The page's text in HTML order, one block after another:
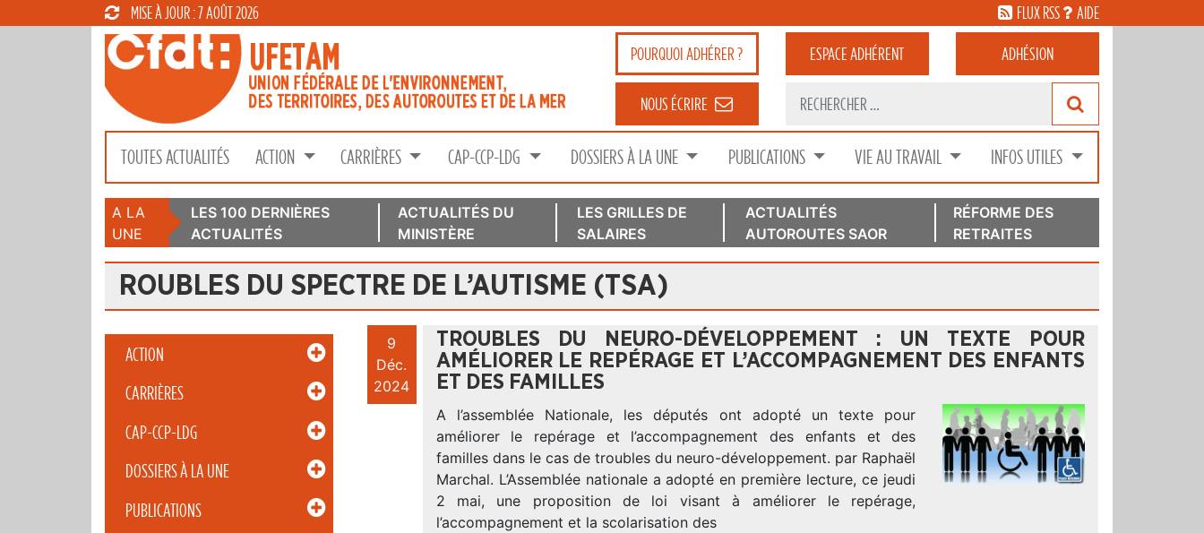
MISE À JOUR : 7 AOÛT 2026 FLUX RSS AIDE
POURQUOIADHÉRER ? ESPACEADHÉRENT ADHÉSION
NOUS ÉCRIRE
TOUTES ACTUALITÉS ACTION CARRIÈRES CAP-CCP-LDG DOSSIERS À LA UNE PUBLICATIONS VIE AU TRAVAIL INFOS UTILES
A LA
UNE
LES 100 DERNIÈRES
ACTUALITÉS
ACTUALITÉS DU
MINISTÈRE
LES GRILLES DE
SALAIRES
ACTUALITÉS
AUTOROUTES SAOR
RÉFORME DES
RETRAITES
ROUBLES DU SPECTRE DE L’AUTISME (TSA)
ACTION
CARRIÈRES
CAP-CCP-LDG
DOSSIERS À LA UNE
PUBLICATIONS
9
Déc.
2024
TROUBLES DU NEURO-DÉVELOPPEMENT : UN TEXTE POUR
AMÉLIORER LE REPÉRAGE ET L’ACCOMPAGNEMENT DES ENFANTS
ET DES FAMILLES
A l’assemblée Nationale, les députés ont adopté un texte pour
améliorer le repérage et l’accompagnement des enfants et des
familles dans le cas de troubles du neuro-développement. par Raphaël
Marchal. L’Assemblée nationale a adopté en première lecture, ce jeudi
2 mai, une proposition de loi visant à améliorer le repérage,
l’accompagnement et la scolarisation des